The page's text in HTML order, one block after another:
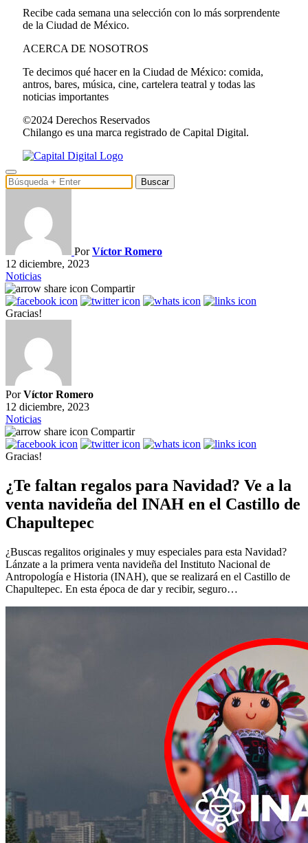
Recibe cada semana una selección con lo más sorprendente
de la Ciudad de México.
ACERCA DE NOSOTROS
Te decimos qué hacer en la Ciudad de México: comida,
antros, bares, música, cine, cartelera teatral y todas las
noticias importantes
©2024 Derechos Reservados
Chilango es una marca registrado de Capital Digital.
Buscar
PorVíctor Romero
12 diciembre, 2023
Noticias
Compartir
Gracias!
PorVíctor Romero
12 diciembre, 2023
Noticias
Compartir
Gracias!
¿Te faltan regalos para Navidad? Ve a la
venta navideña del INAH en el Castillo de
Chapultepec
¿Buscas regalitos originales y muy especiales para esta Navidad?
Lánzate a la primera venta navideña del Instituto Nacional de
Antropología e Historia (INAH), que se realizará en el Castillo de
Chapultepec. En esta época de dar y recibir, seguro…